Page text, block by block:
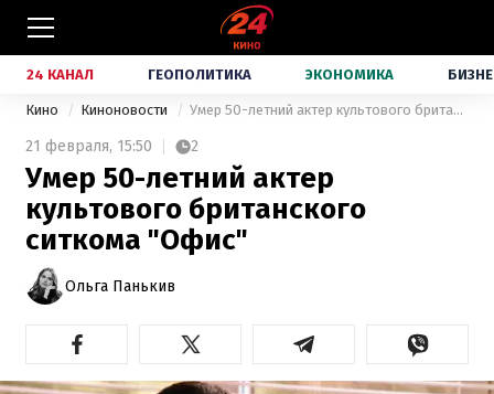
24 КАНАЛ ГЕОПОЛИТИКА ЭКОНОМИКА
Кино Киноновости Умер 50-летний актер культового британского ситкома "Офис"
21 февраля, 15:50 2
Умер 50-летний актер
культового британского
ситкома "Офис"
Ольга Панькив